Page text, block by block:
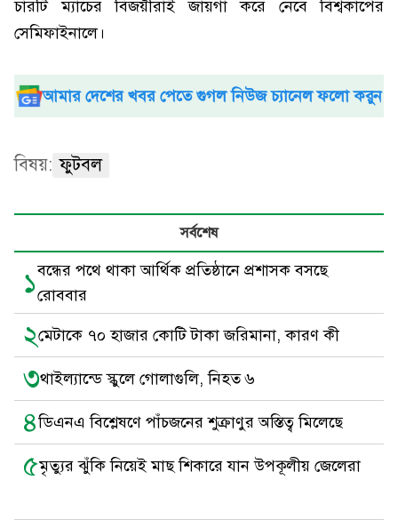
চারটি ম্যাচের বিজয়ীরাই জায়গা করে নেবে বিশ্বকাপের
সেমিফাইনালে।
আমার দেশের খবর পেতে গুগল নিউজ চ্যানেল ফলো করুন
বিষয়: ফুটবল
সর্বশেষ
১বন্ধের পথে থাকা আর্থিক প্রতিষ্ঠানে প্রশাসক বসছে
রোববার
২মেটাকে ৭০ হাজার কোটি টাকা জরিমানা, কারণ কী
৩থাইল্যান্ডে স্কুলে গোলাগুলি, নিহত ৬
৪ডিএনএ বিশ্লেষণে পাঁচজনের শুক্রাণুর অস্তিত্ব মিলেছে
৫মৃত্যুর ঝুঁকি নিয়েই মাছ শিকারে যান উপকূলীয় জেলেরা